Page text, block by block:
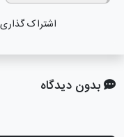
اشتراک
بدون دیدگاه